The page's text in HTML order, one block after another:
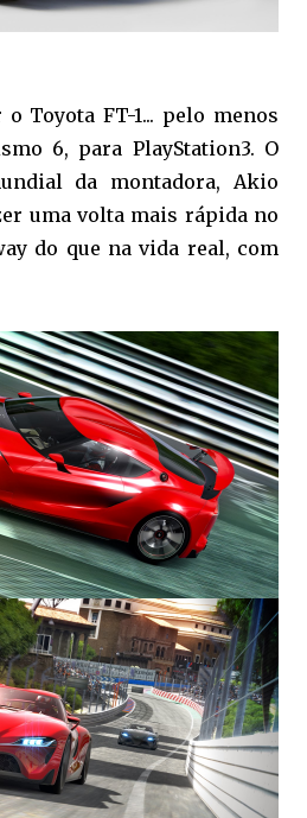
Toyota FT-1... pelo menos
6, para PlayStation3. O
da montadora, Akio
uma volta mais rápida no
do que na vida real, com